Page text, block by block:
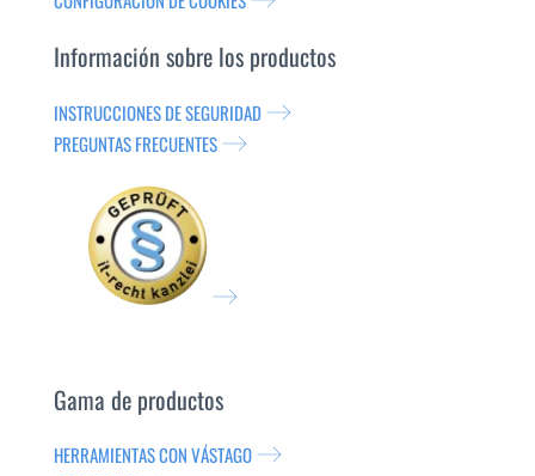
Información sobre los productos
INSTRUCCIONES DE SEGURIDAD
PREGUNTAS FRECUENTES
Gama de productos
HERRAMIENTAS CON VÁSTAGO